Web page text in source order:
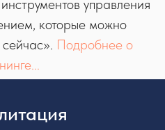
управления
которые можно
Подробнее о